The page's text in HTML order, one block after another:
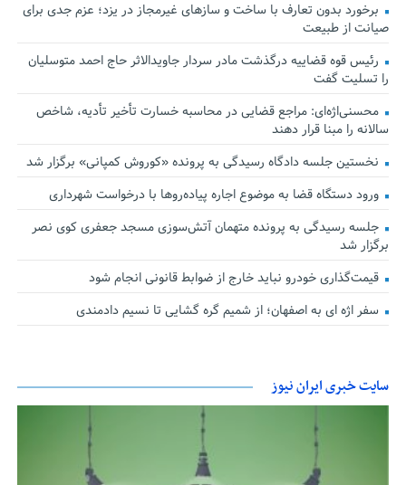
برخورد بدون تعارف با ساخت‌ و سازهای غیرمجاز در یزد؛ عزم جدی برای
صیانت از طبیعت
رئیس قوه قضاییه درگذشت مادر سردار جاویدالاثر حاج احمد متوسلیان
را تسلیت گفت
محسنی‌اژه‌ای: مراجع قضایی در محاسبه خسارت تأخیر تأدیه، شاخص
سالانه را مبنا قرار دهند
نخستین جلسه دادگاه رسیدگی به پرونده «کوروش کمپانی» برگزار شد
ورود دستگاه قضا به موضوع اجاره پیاده‌روها با درخواست شهرداری
جلسه رسیدگی به پرونده متهمان آتش‌سوزی مسجد جعفری کوی نصر
برگزار شد
قیمت‌گذاری خودرو نباید خارج از ضوابط قانونی انجام شود
سفر اژه ای به اصفهان؛ از شمیم گره گشایی تا نسیم دادمندی
سایت خبری ایران نیوز